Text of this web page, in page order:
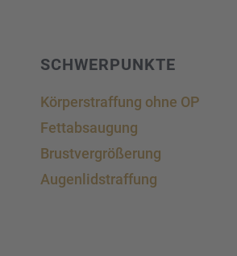
SCHWER­PUNKTE
Körper­straf­fung ohne OP
Fettab­sau­gung
Brust­ver­grö­ße­rung
Augen­lid­s­traf­fung